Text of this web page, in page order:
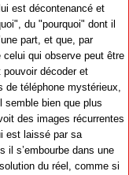
est décontenancé et
du "pourquoi" dont il
part, et que, par
qui observe peut être
décoder et
de téléphone mystérieux,
semble bien que plus
des images récurrentes
est laissé par sa
il s’embourbe dans une
du réel, comme si